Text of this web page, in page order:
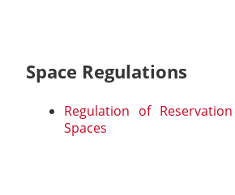
Space Regulations
Regulation of
Spaces